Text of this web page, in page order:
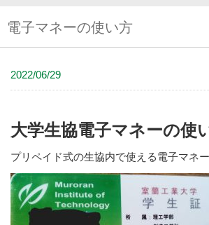
ン
コ
電子マネーの使い方
2022/06/29
大学生協電子マネーの使
プリペイド式の生協内で使える電子マネー